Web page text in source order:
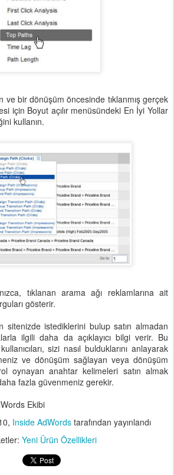
ve bir dönüşüm öncesinde tıklanmış gerçek
için Boyut açılır menüsündeki En İyi Yollar
kullanın.
tıklanan arama ağı reklamlarına ait
gösterir.
sitenizde istediklerini bulup satın almadan
ilgili daha da açıklayıcı bilgi verir. Bu
sizi nasıl bulduklarını anlayarak
ve dönüşüm sağlayan veya dönüşüm
oynayan anahtar kelimeleri satın almak
fazla güvenmeniz gerekir.
Ekibi
, Inside AdWordstarafından yayınlandı
Yeni Ürün Özellikleri